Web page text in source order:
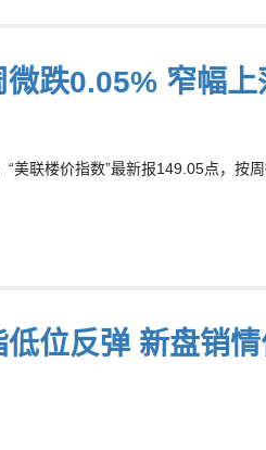
跌0.05% 窄幅上
“美联楼价指数”最新报149.05点，按
低位反弹 新盘销